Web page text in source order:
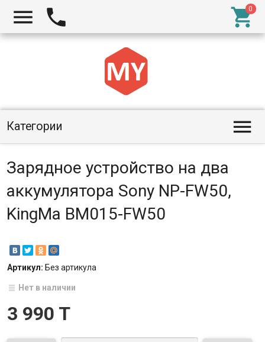
  
Категории 
Зарядное устройство на два
аккумулятора Sony NP-FW50,
KingMa BM015-FW50
Артикул: Без артикула
Нет в наличии
3 990 T